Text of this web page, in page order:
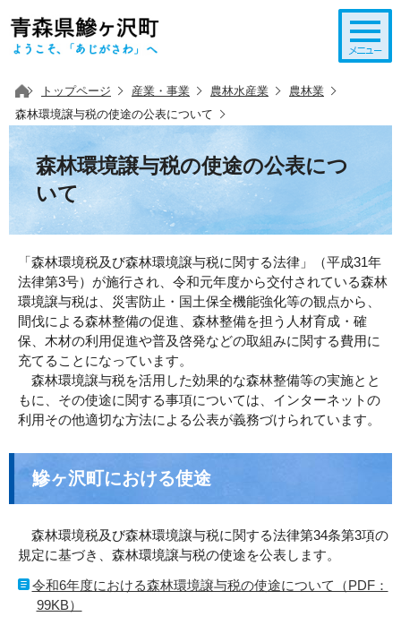
トップページ 産業・事業 農林水産業
農林業
森林環境譲与税の使途の公表について
森林環境譲与税の使途の公表につ
いて
「森林環境税及び森林環境譲与税に関する法律」（平成31年
法律第3号）が施行され、令和元年度から交付されている森林
環境譲与税は、災害防止・国土保全機能強化等の観点から、
間伐による森林整備の促進、森林整備を担う人材育成・確
保、木材の利用促進や普及啓発などの取組みに関する費用に
充てることになっています。
森林環境譲与税を活用した効果的な森林整備等の実施とと
もに、その使途に関する事項については、インターネットの
利用その他適切な方法による公表が義務づけられています。
鰺ヶ沢町における使途
森林環境税及び森林環境譲与税に関する法律第34条第3項の
規定に基づき、森林環境譲与税の使途を公表します。
令和6年度における森林環境譲与税の使途について（PDF：
99KB）